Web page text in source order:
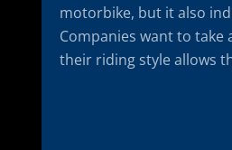
motorbike, but it also
Companies want to
their riding style allows